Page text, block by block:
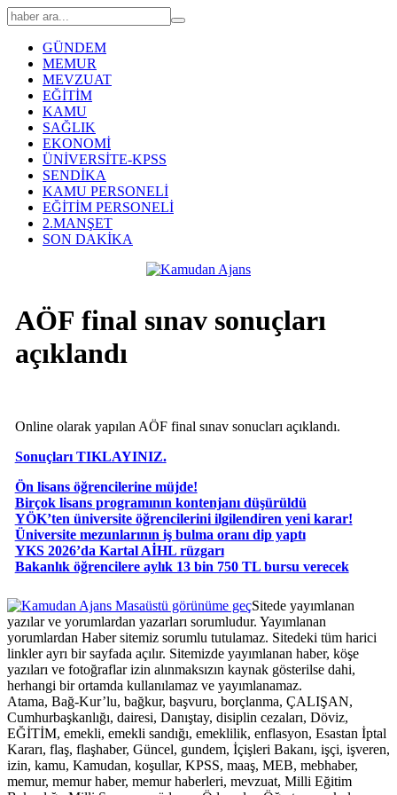
GÜNDEM
MEMUR
MEVZUAT
EĞİTİM
KAMU
SAĞLIK
EKONOMİ
ÜNİVERSİTE-KPSS
SENDİKA
KAMU PERSONELİ
EĞİTİM PERSONELİ
2.MANŞET
SON DAKİKA
AÖF final sınav sonuçları
açıklandı
Online olarak yapılan AÖF final sınav sonucları açıklandı.
Sonuçları TIKLAYINIZ.
Ön lisans öğrencilerine müjde!
Birçok lisans programının kontenjanı düşürüldü
YÖK’ten üniversite öğrencilerini ilgilendiren yeni karar!
Üniversite mezunlarının iş bulma oranı dip yaptı
YKS 2026’da Kartal AİHL rüzgarı
Bakanlık öğrencilere aylık 13 bin 750 TL bursu verecek
Masaüstü görünüme geçSitede yayımlanan
yazılar ve yorumlardan yazarları sorumludur. Yayımlanan
yorumlardan Haber sitemiz sorumlu tutulamaz. Sitedeki tüm harici
linkler ayrı bir sayfada açılır. Sitemizde yayımlanan haber, köşe
yazıları ve fotoğraflar izin alınmaksızın kaynak gösterilse dahi,
herhangi bir ortamda kullanılamaz ve yayımlanamaz.
Atama, Bağ-Kur’lu, bağkur, başvuru, borçlanma, ÇALIŞAN,
Cumhurbaşkanlığı, dairesi, Danıştay, disiplin cezaları, Döviz,
EĞİTİM, emekli, emekli sandığı, emeklilik, enflasyon, Esastan İptal
Kararı, flaş, flaşhaber, Güncel, gundem, İçişleri Bakanı, işçi, işveren,
izin, kamu, Kamudan, koşullar, KPSS, maaş, MEB, mebhaber,
memur, memur haber, memur haberleri, mevzuat, Milli Eğitim